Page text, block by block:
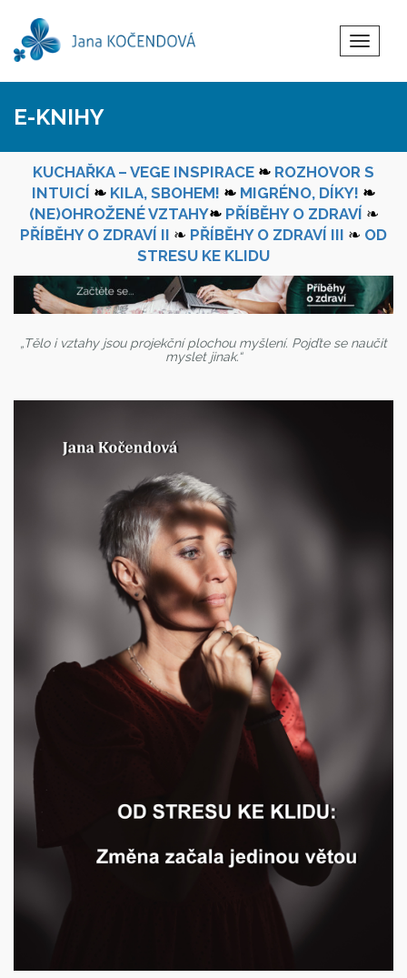
Toggle
E-KNIHY
KUCHAŘKA – VEGE INSPIRACE ❧ ROZHOVOR S
INTUICÍ ❧ KILA, SBOHEM! ❧ MIGRÉNO, DÍKY! ❧
(NE)OHROŽENÉ VZTAHY❧ PŘÍBĚHY O ZDRAVÍ ❧
PŘÍBĚHY O ZDRAVÍ II ❧ PŘÍBĚHY O ZDRAVÍ III ❧ OD
STRESU KE KLIDU
„Tělo i vztahy jsou projekční plochou myšlení. Pojďte se naučit
myslet jinak.“